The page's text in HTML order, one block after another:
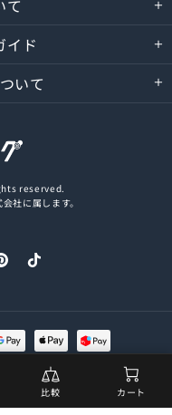
比較 カート
て
イド
いて
reserved.
社に属します。